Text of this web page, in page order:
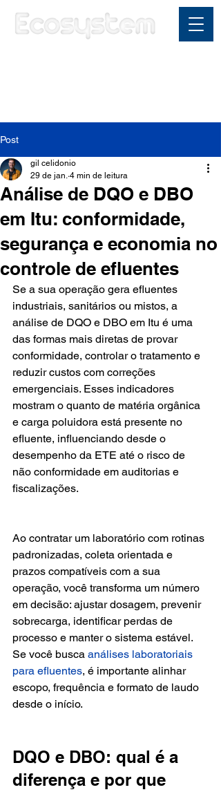
Post
Análise de DQO e DBO
em Itu: conformidade,
segurança e economia no
controle de efluentes
gil celidonio
29 de jan. 4 min de leitura
Se a sua operação gera efluentes
industriais, sanitários ou mistos, a
análise de DQO e DBO em Itu é uma
das formas mais diretas de provar
conformidade, controlar o tratamento e
reduzir custos com correções
emergenciais. Esses indicadores
mostram o quanto de matéria orgânica
e carga poluidora está presente no
efluente, influenciando desde o
desempenho da ETE até o risco de
não conformidade em auditorias e
fiscalizações.
Ao contratar um laboratório com rotinas
padronizadas, coleta orientada e
prazos compatíveis com a sua
operação, você transforma um número
em decisão: ajustar dosagem, prevenir
sobrecarga, identificar perdas de
processo e manter o sistema estável.
Se você busca análises laboratoriais
para efluentes, é importante alinhar
escopo, frequência e formato de laudo
desde o início.
DQO e DBO: qual é a
diferença e por que